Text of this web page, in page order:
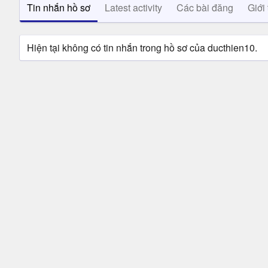
Tin nhắn hồ sơ Latest activity Các bài đăng Giới
Hiện tại không có tin nhắn trong hồ sơ của ducthien10.